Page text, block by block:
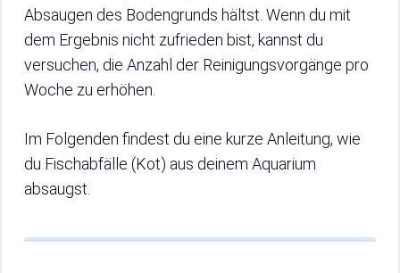
Absaugen des Bodengrunds hältst. Wenn du mit
dem Ergebnis nicht zufrieden bist, kannst du
versuchen, die Anzahl der Reinigungsvorgänge pro
Woche zu erhöhen.
Im Folgenden findest du eine kurze Anleitung, wie
du Fischabfälle (Kot) aus deinem Aquarium
absaugst.